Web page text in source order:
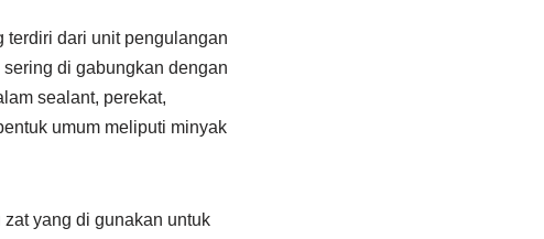
terdiri dari unit pengulangan
di gabungkan dengan
sealant, perekat,
umum meliputi minyak
yang di gunakan untuk